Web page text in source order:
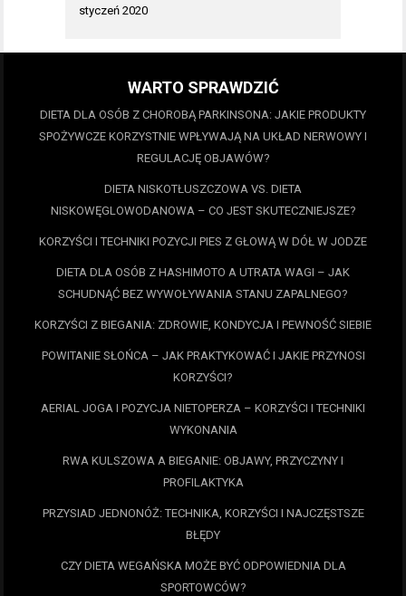
styczeń 2020
WARTO SPRAWDZIĆ
DIETA DLA OSÓB Z CHOROBĄ PARKINSONA: JAKIE PRODUKTY
SPOŻYWCZE KORZYSTNIE WPŁYWAJĄ NA UKŁAD NERWOWY I
REGULACJĘ OBJAWÓW?
DIETA NISKOTŁUSZCZOWA VS. DIETA
NISKOWĘGLOWODANOWA – CO JEST SKUTECZNIEJSZE?
KORZYŚCI I TECHNIKI POZYCJI PIES Z GŁOWĄ W DÓŁ W JODZE
DIETA DLA OSÓB Z HASHIMOTO A UTRATA WAGI – JAK
SCHUDNĄĆ BEZ WYWOŁYWANIA STANU ZAPALNEGO?
KORZYŚCI Z BIEGANIA: ZDROWIE, KONDYCJA I PEWNOŚĆ SIEBIE
POWITANIE SŁOŃCA – JAK PRAKTYKOWAĆ I JAKIE PRZYNOSI
KORZYŚCI?
AERIAL JOGA I POZYCJA NIETOPERZA – KORZYŚCI I TECHNIKI
WYKONANIA
RWA KULSZOWA A BIEGANIE: OBJAWY, PRZYCZYNY I
PROFILAKTYKA
PRZYSIAD JEDNONÓŻ: TECHNIKA, KORZYŚCI I NAJCZĘSTSZE
BŁĘDY
CZY DIETA WEGAŃSKA MOŻE BYĆ ODPOWIEDNIA DLA
SPORTOWCÓW?